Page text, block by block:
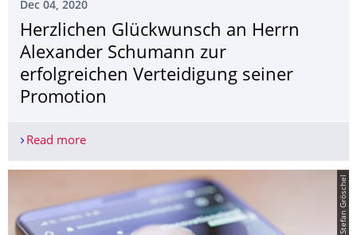
Dec 04, 2020
Herzlichen Glückwunsch an Herrn
Alexander Schumann zur
erfolgreichen Verteidigung seiner
Promotion
Read moreHerzlichen Glückwunsch an Herrn Alexander
© Stefan Gröschel